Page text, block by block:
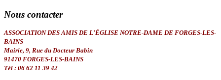
Nous contacter
ASSOCIATION DES AMIS DE L'ÉGLISE NOTRE-DAME DE FORGES-LES-
BAINS
Mairie, 9, Rue du Docteur Babin
91470 FORGES-LES-BAINS
Tél : 06 62 11 39 42